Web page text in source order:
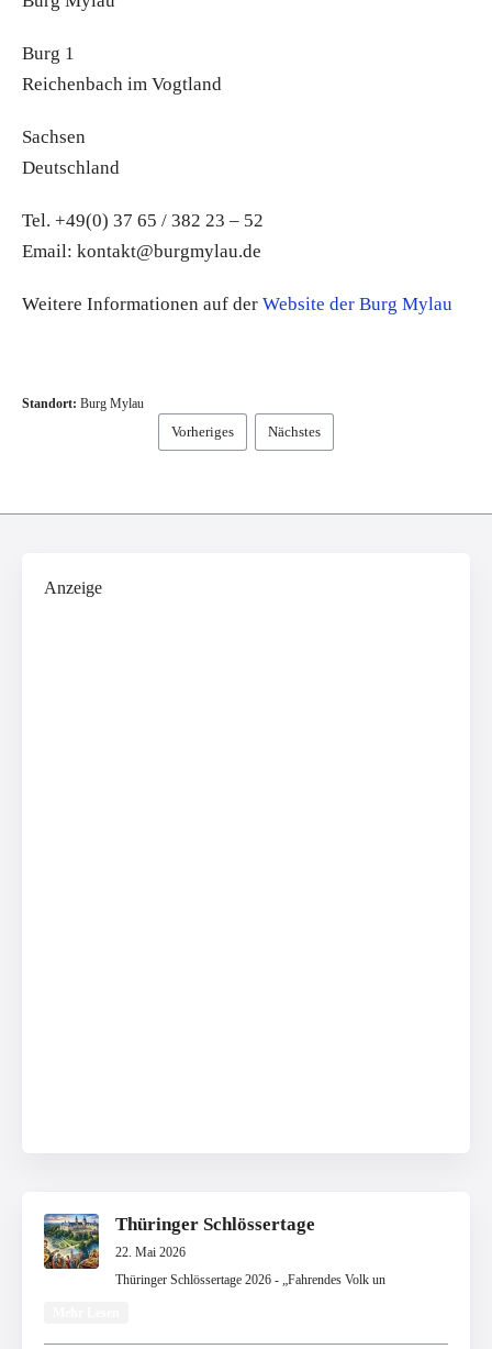
Burg 1
Reichenbach im Vogtland
Sachsen
Deutschland
Tel. +49(0) 37 65 / 382 23 – 52
Email: kontakt@burgmylau.de
Weitere Informationen auf der Website der Burg Mylau
Standort: Burg Mylau
Vorheriges Nächstes
Anzeige
Thüringer Schlössertage
22. Mai 2026
Thüringer Schlössertage 2026 - „Fahrendes Volk un